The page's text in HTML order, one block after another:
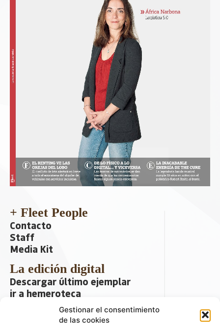
Gestionar el consentimiento
de las cookies
+ Fleet People
Contacto
Staff
Media Kit
La edición digital
Descargar último ejemplar
ir a hemeroteca
+ Contenido en redes sociales